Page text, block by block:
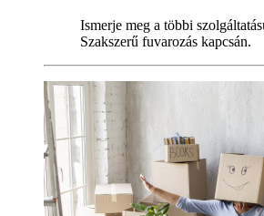
Ismerje meg a többi
Szakszerű fuvarozás kapcsán.